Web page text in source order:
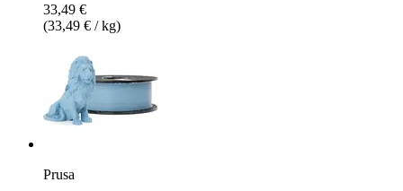
33,49 €
(33,49 € / kg)
Prusa